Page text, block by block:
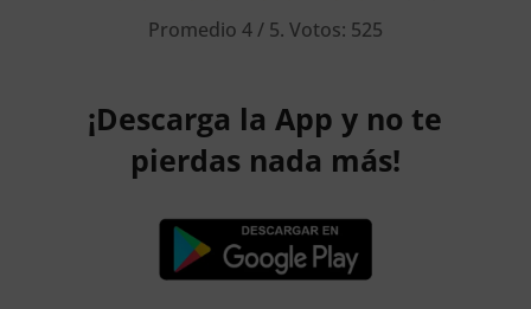
Promedio 4/ 5. Votos: 525
¡Descarga la App y no te
pierdas nada más!